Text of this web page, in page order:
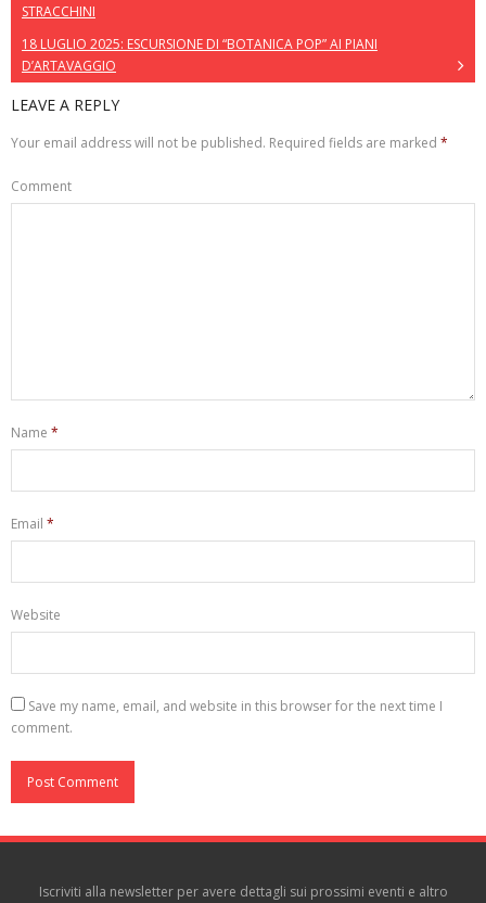
STRACCHINI
18 LUGLIO 2025: ESCURSIONE DI “BOTANICA POP” AI PIANI
D’ARTAVAGGIO
LEAVE A REPLY
Your email address will not be published. Required fields are marked *
Comment
Name *
Email *
Website
Save my name, email, and website in this browser for the next time I
comment.
Iscriviti alla newsletter per avere dettagli sui prossimi eventi e altro